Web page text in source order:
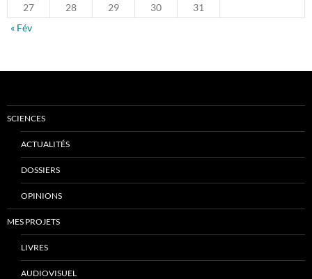
27
28 29 30
31
« Fév
SCIENCES
ACTUALITÉS
DOSSIERS
OPINIONS
MES PROJETS
LIVRES
AUDIOVISUEL